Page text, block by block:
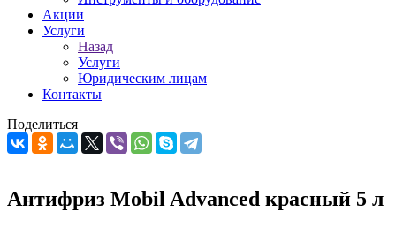
Акции
Услуги
Назад
Услуги
Юридическим лицам
Контакты
Поделиться
Антифриз Mobil Advanced красный 5 л